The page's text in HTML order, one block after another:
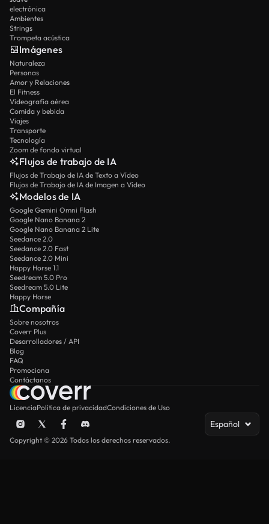
electrónica
Ambientes
Strings
Trompeta acústica
Imágenes
Naturaleza
Personas
Amor y Relaciones
El Fitness
Videografía aérea
Comida y bebida
Viajes
Transporte
Tecnología
Zoom de fondo virtual
Flujos de trabajo de IA
Flujos de Trabajo de IA de Texto a Vídeo
Flujos de Trabajo de IA de Imagen a Vídeo
Modelos de IA
Google Gemini Omni Flash
Google Nano Banana 2
Google Nano Banana 2 Lite
Seedance 2.0
Seedance 2.0 Fast
Seedance 2.0 Mini
Happy Horse 1.1
Seedream 5.0 Pro
Seedream 5.0 Lite
Happy Horse
Compañía
Sobre nosotros
Coverr Plus
Desarrolladores / API
Blog
FAQ
Promociona
Contáctanos
LicenciaPolítica de privacidadCondiciones de Uso
Español
Copyright © 2026 Todos los derechos reservados.